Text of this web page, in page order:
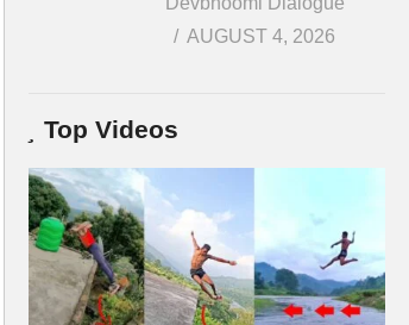
AUGUST 4, 2026
Top Videos